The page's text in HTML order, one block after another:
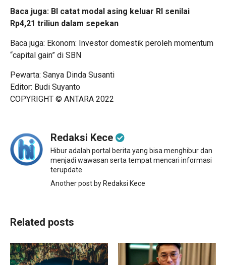
Baca juga: BI catat modal asing keluar RI senilai
Rp4,21 triliun dalam sepekan
Baca juga: Ekonom: Investor domestik peroleh momentum
“capital gain” di SBN
Pewarta: Sanya Dinda Susanti
Editor: Budi Suyanto
COPYRIGHT © ANTARA 2022
Redaksi Kece
Hibur adalah portal berita yang bisa menghibur dan
menjadi wawasan serta tempat mencari informasi
terupdate
Another post by Redaksi Kece
Related posts